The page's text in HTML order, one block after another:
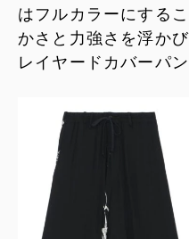
はフルカラーにする
かさと力強さを浮かび
レイヤードカバーパ